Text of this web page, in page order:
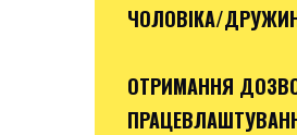
ЧОЛОВІКА/
ОТРИМАННЯ